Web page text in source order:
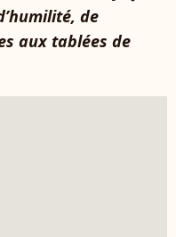
de
aux tablées de